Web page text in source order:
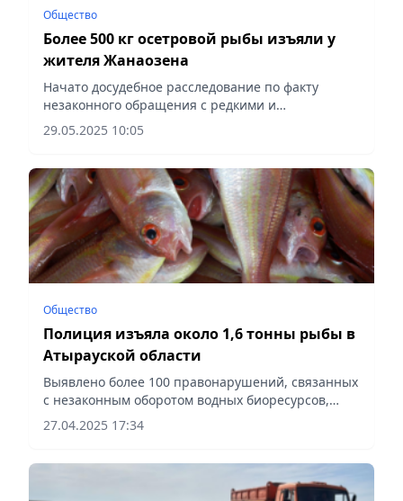
Общество
Более 500 кг осетровой рыбы изъяли у
жителя Жанаозена
Начато досудебное расследование по факту
незаконного обращения с редкими и
находящимися под угрозой исчезновения видами
животных и рыб, сообщает Vecher.kz.
29.05.2025 10:05
Общество
Полиция изъяла около 1,6 тонны рыбы в
Атырауской области
Выявлено более 100 правонарушений, связанных
с незаконным оборотом водных биоресурсов,
сообщает Vecher.kz.
27.04.2025 17:34